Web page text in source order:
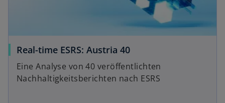
t
e
r
Real-time ESRS: Austria 40
Eine Analyse von 40 veröffentlichten
Nachhaltigkeitsberichten nach ESRS